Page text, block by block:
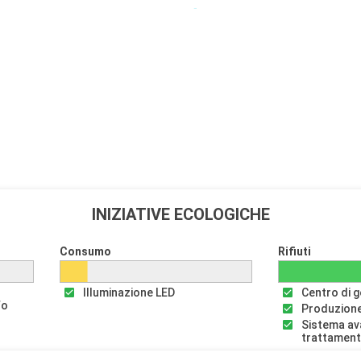
INIZIATIVE ECOLOGICHE
Consumo
Illuminazione LED
Rifiuti
Centro di
Sistema